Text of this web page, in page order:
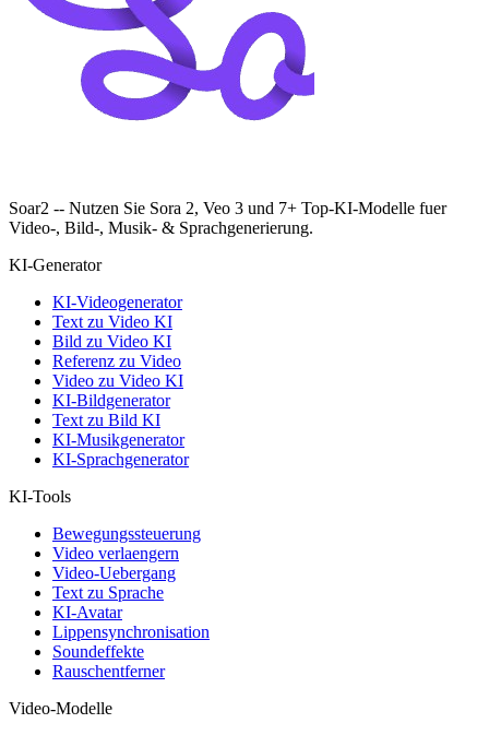
Soar2 -- Nutzen Sie Sora 2, Veo 3 und 7+ Top-KI-Modelle fuer
Video-, Bild-, Musik- & Sprachgenerierung.
KI-Generator
KI-Videogenerator
Text zu Video KI
Bild zu Video KI
Referenz zu Video
Video zu Video KI
KI-Bildgenerator
Text zu Bild KI
KI-Musikgenerator
KI-Sprachgenerator
KI-Tools
Bewegungssteuerung
Video verlaengern
Video-Uebergang
Text zu Sprache
KI-Avatar
Lippensynchronisation
Soundeffekte
Rauschentferner
Video-Modelle